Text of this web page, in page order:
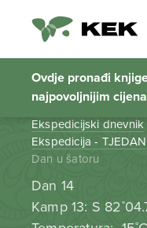
Ovdje pronađi
najpovoljnijim
Dan u
Početna stranica
Ekspedicijski dnevnik
Ekspedicija -
Dan u šatoru
Dan 14
Kamp 13: S